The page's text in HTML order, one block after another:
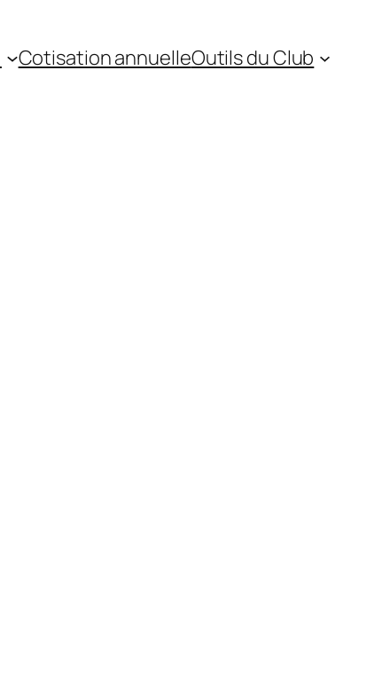
Cotisation annuelleOutils du Club